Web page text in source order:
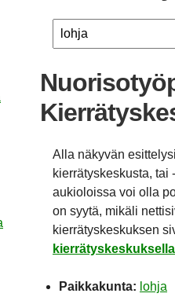
Alla näkyvän
kierrätyskeskusta,
aukioloissa voi olla
on syytä, mikäli
kierrätyskeskuksen
Paikkakunta: lohja